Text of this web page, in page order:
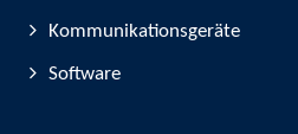
Kommunikationsgeräte
Software